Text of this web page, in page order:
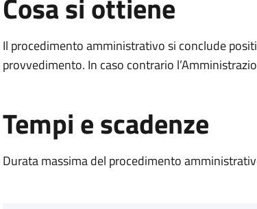
Cosa si ottiene
Il procedimento amministrativo si conclude
provvedimento. In caso contrario
Tempi e scadenze
Durata massima del procedimento